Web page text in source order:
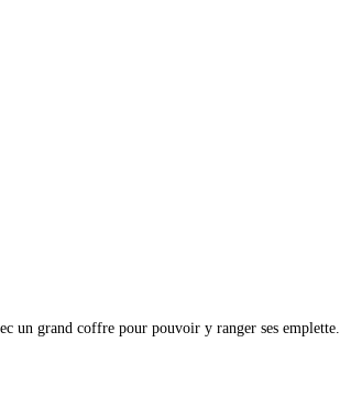
un grand coffre pour pouvoir y ranger ses emplette.